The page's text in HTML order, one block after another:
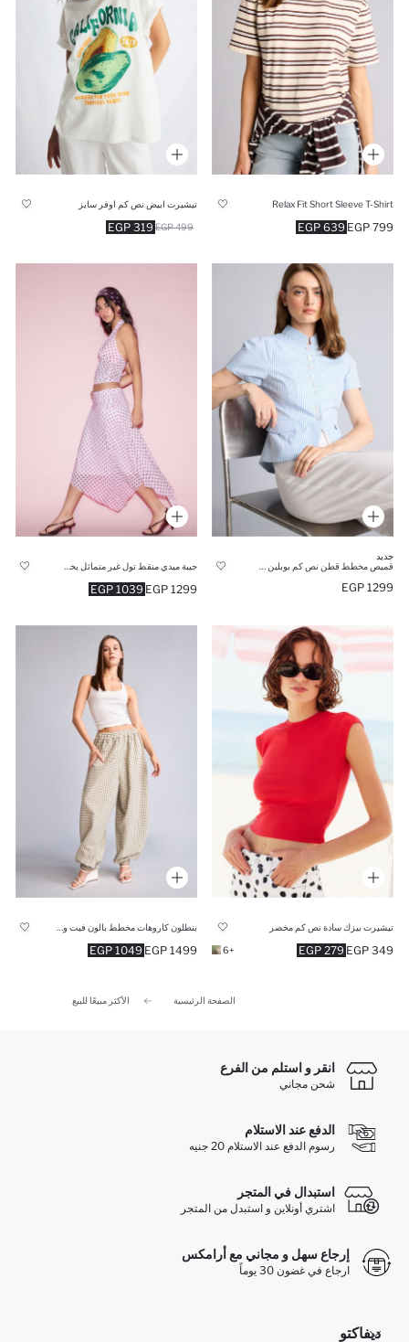
Relax Fit Short Sleeve T-Shirt
639 EGP 799 EGP
تيشيرت ابيض نص كم اوفر سايز
319 EGP 499 EGP
جديد
1299 EGP
1039 EGP 1299 EGP
تيشيرت بيزك سادة نص كم مخصر
279 EGP 349 EGP
+6
1049 EGP 1499 EGP
الصفحة الرئيسية الأكثر مبيعًا للبيع
انقر و استلم من الفرع
شحن مجاني
الدفع عند الاستلام
رسوم الدفع عند الاستلام 20 جنيه
استبدال في المتجر
اشتري أونلاين و استبدل من المتجر
إرجاع سهل و مجاني مع أرامكس
ارجاع في غضون 30 يوماً
ديفاكتو